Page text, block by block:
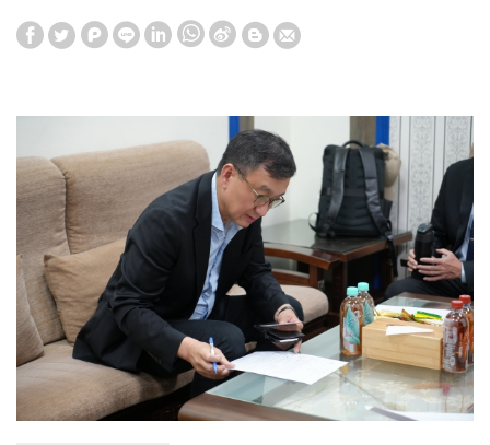
a
t
s
A
a
W
e
i
b
o